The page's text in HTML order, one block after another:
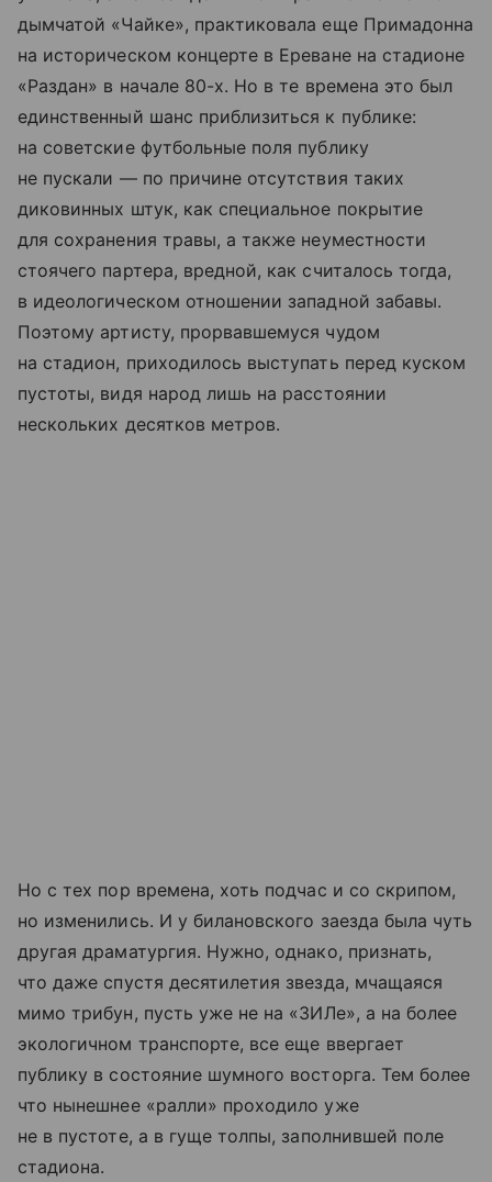
дымчатой «Чайке», практиковала еще Примадонна
на историческом концерте в Ереване на стадионе
«Раздан» в начале 80-х. Но в те времена это был
единственный шанс приблизиться к публике:
на советские футбольные поля публику
не пускали — по причине отсутствия таких
диковинных штук, как специальное покрытие
для сохранения травы, а также неуместности
стоячего партера, вредной, как считалось тогда,
в идеологическом отношении западной забавы.
Поэтому артисту, прорвавшемуся чудом
на стадион, приходилось выступать перед куском
пустоты, видя народ лишь на расстоянии
нескольких десятков метров.
Но с тех пор времена, хоть подчас и со скрипом,
но изменились. И у билановского заезда была чуть
другая драматургия. Нужно, однако, признать,
что даже спустя десятилетия звезда, мчащаяся
мимо трибун, пусть уже не на «ЗИЛе», а на более
экологичном транспорте, все еще ввергает
публику в состояние шумного восторга. Тем более
что нынешнее «ралли» проходило уже
не в пустоте, а в гуще толпы, заполнившей поле
стадиона.